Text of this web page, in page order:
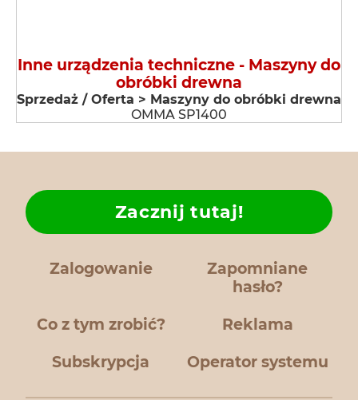
Inne urządzenia techniczne - Maszyny do
obróbki drewna
Sprzedaż / Oferta > Maszyny do obróbki drewna
OMMA SP1400
Zalogowanie
Zapomniane
hasło?
Co z tym zrobić?
Zacznij tutaj!
Reklama
Subskrypcja Operator systemu